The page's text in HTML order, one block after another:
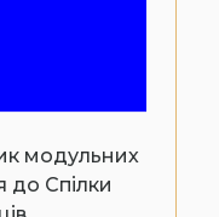
модульних
до Спілки